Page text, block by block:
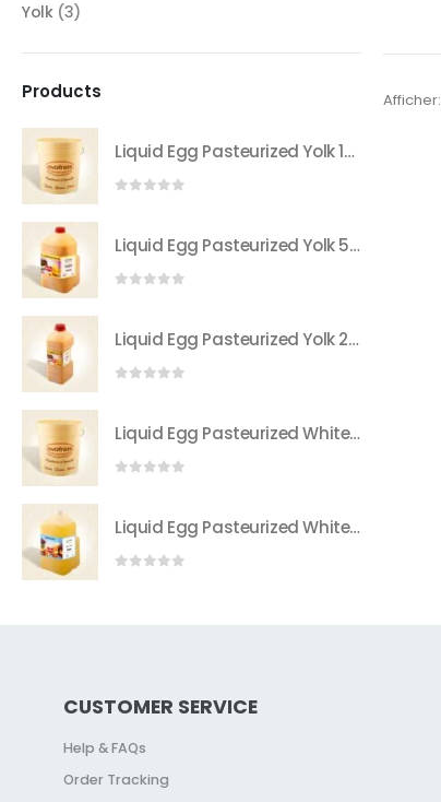
Afficher:
Yolk (3)
Products
Liquid Egg Pasteurized Yolk 15 to 21kg Bucket
Liquid Egg Pasteurized Yolk 5Kg Can
Liquid Egg Pasteurized Yolk 2Kg Can
Liquid Egg Pasteurized White 15 to 21kg Bucket
Liquid Egg Pasteurized White 5Kg Can
CUSTOMER SERVICE
Help & FAQs
Order Tracking